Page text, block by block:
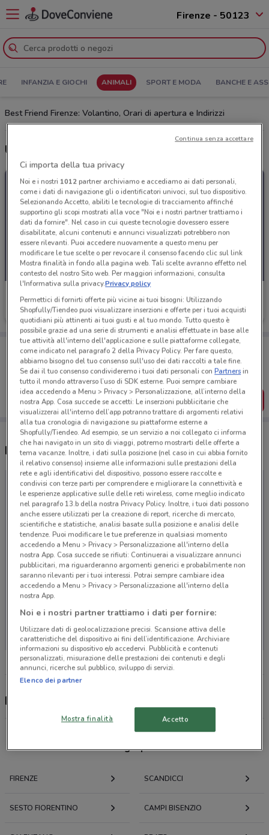
Firenze - 50123
INFANZIA E GIOCHI ANIMALI SPORT E MODA BANCHE E
Best Friend Firenze: Volantino, Orari di apertura e Indirizzi
Ultime offerte del volantino Best Friend
Best Friend
Scade il 31/08
Porta DoveConviene sempre con te!
Puoi trovare le migliori offerte dei negozi vicino a te,
salvarle e creare la tua lista del risparmio, comodamente
dal tuo cellulare.
SCARICA L’APP
Negozi Best Friend a Firenze
Non ci sono negozi nelle vicinanze
Best Friend, offerte e negozi
Offerte volantini e cataloghi per città nelle vicinanze
FIRENZE SCANDICCI
SESTO FIORENTINO CAMPI BISENZIO
Ci importa della tua privacy
Noi e i nostri 1012partner archiviamo e accediamo ai dati personali,
come i dati di navigazione gli o identificatori univoci, sul tuo dispositivo.
Selezionando Accetto, abiliti le tecnologie di tracciamento affinché
supportino gli scopi mostrati alla voce "Noi e i nostri partner trattiamo i
dati da fornire". Nel caso in cui queste tecnologie dovessero essere
disabilitate, alcuni contenuti e annunci visualizzati potrebbero non
essere rilevanti. Puoi accedere nuovamente a questo menu per
modificare le tue scelte o per revocare il consenso facendo clic sul link
Mostra finalità in fondo alla pagina web. Tali scelte avranno effetto nel
contesto del nostro Sito web. Per maggiori informazioni, consulta
l'Informativa sulla privacy.Privacy policy
Permettici di fornirti offerte più vicine ai tuoi bisogni: Utilizzando
Shopfully/Tiendeo puoi visualizzare inserzioni e offerte per i tuoi acquisti
quotidiani più attinenti ai tuoi gusti e al tuo mondo. Tutto questo è
possibile grazie ad una serie di strumenti e analisi effettuate in base alle
tue attività all'interno dell'applicazione e sulle piattaforme collegate,
come indicato nel paragrafo 2 della Privacy Policy. Per fare questo,
abbiamo bisogno del tuo consenso sull'uso dei dati raccolti a tale fine.
Se dai il tuo consenso condivideremo i tuoi dati personali conPartnersin
tutto il mondo attraverso l’uso di SDK esterne. Puoi sempre cambiare
idea accedendo a Menu > Privacy > Personalizzazione, all’interno della
nostra App. Cosa succede se accetti: Le inserzioni pubblicitarie che
visualizzerai all'interno dell’app potranno trattare di argomenti relativi
alla tua cronologia di navigazione su piattaforme esterne a
Shopfully/Tiendeo. Ad esempio, se un servizio a noi collegato ci informa
che hai navigato in un sito di viaggi, potremo mostrarti delle offerte a
tema vacanze. Inoltre, i dati sulla posizione (nel caso in cui abbia fornito
il relativo consenso) insieme alle informazioni sulle prestazioni della
rete e agli identificativi del dispositivo, possono essere raccolte e
condivisi con terze parti per comprendere e migliorare la connettività e
le esperienze applicative sulle delle reti wireless, come meglio indicato
nel paragrafo 13.b della nostra Privacy Policy. Inoltre, i tuoi dati possono
anche essere utilizzati per la creazione di report, ricerche di mercato,
scientifiche e statistiche, analisi basate sulla posizione e analisi delle
tendenze. Puoi modificare le tue preferenze in qualsiasi momento
accedendo a Menu > Privacy > Personalizzazione all'interno della
nostra App. Cosa succede se rifiuti: Continuerai a visualizzare annunci
pubblicitari, ma riguarderanno argomenti generici e probabilmente non
saranno rilevanti per i tuoi interessi. Potrai sempre cambiare idea
accedendo a Menu > Privacy > Personalizzazione all'interno della
nostra App.
Noi e i nostri partner trattiamo i dati per fornire:
Utilizzare dati di geolocalizzazione precisi. Scansione attiva delle
caratteristiche del dispositivo ai fini dell’identificazione. Archiviare
informazioni su dispositivo e/o accedervi. Pubblicità e contenuti
personalizzati, misurazione delle prestazioni dei contenuti e degli
annunci, ricerche sul pubblico, sviluppo di servizi.
Elenco dei partner
Mostra finalità Accetto
Continua senza accettare